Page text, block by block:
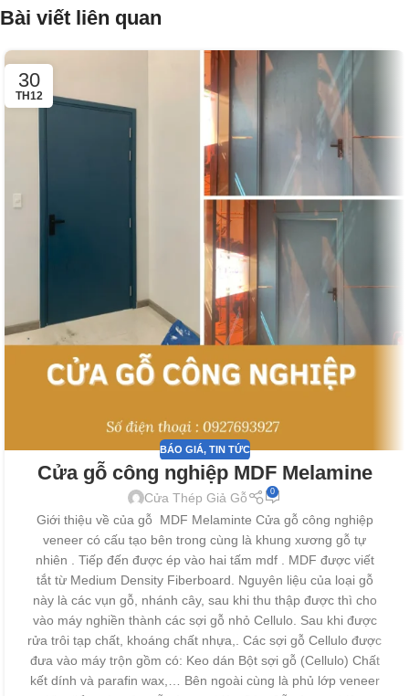
Bài viết liên quan
30
TH12
BÁO GIÁ, TIN TỨC
Cửa gỗ công nghiệp MDF Melamine
Cửa Thép Giả Gỗ 0
Giới thiệu về của gỗ MDF Melaminte Cửa gỗ công nghiệp
veneer có cấu tạo bên trong cùng là khung xương gỗ tự
nhiên . Tiếp đến được ép vào hai tấm mdf . MDF được viết
tắt từ Medium Density Fiberboard. Nguyên liệu của loại gỗ
này là các vụn gỗ, nhánh cây, sau khi thu thập được thì cho
vào máy nghiền thành các sợi gỗ nhỏ Cellulo. Sau khi được
rửa trôi tạp chất, khoáng chất nhựa,. Các sợi gỗ Cellulo được
đưa vào máy trộn gồm có: Keo dán Bột sợi gỗ (Cellulo) Chất
kết dính và parafin wax,… Bên ngoài cùng là phủ lớp veneer